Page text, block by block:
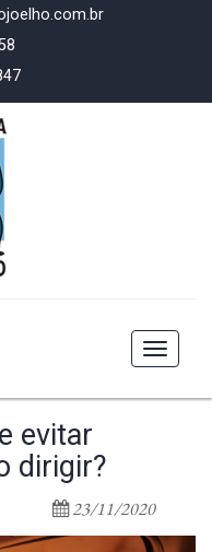
Toggle
evitar
dirigir?
23/11/2020